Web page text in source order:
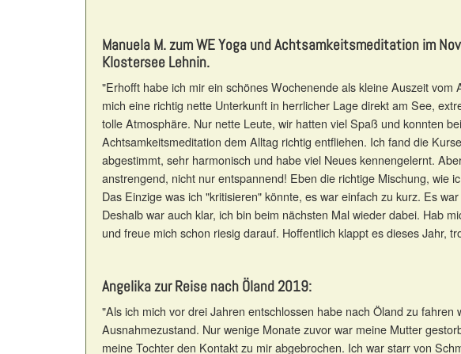
Manuela M. zum WE Yoga und Achtsamkeitsmeditation im
Klostersee Lehnin.
"Erhofft habe ich mir ein schönes Wochenende als kleine Auszeit vom
mich eine richtig nette Unterkunft in herrlicher Lage direkt am See,
tolle Atmosphäre. Nur nette Leute, wir hatten viel Spaß und konnten
Achtsamkeitsmeditation dem Alltag richtig entfliehen. Ich fand die
abgestimmt, sehr harmonisch und habe viel Neues kennengelernt.
anstrengend, nicht nur entspannend! Eben die richtige Mischung, wie
Das Einzige was ich "kritisieren" könnte, es war einfach zu kurz. Es
Deshalb war auch klar, ich bin beim nächsten Mal wieder dabei. Hab
und freue mich schon riesig darauf. Hoffentlich klappt es dieses Jahr,
Angelika zur Reise nach Öland 2019:
"Als ich mich vor drei Jahren entschlossen habe nach Öland zu fahren
Ausnahmezustand. Nur wenige Monate zuvor war meine Mutter
meine Tochter den Kontakt zu mir abgebrochen. Ich war starr von